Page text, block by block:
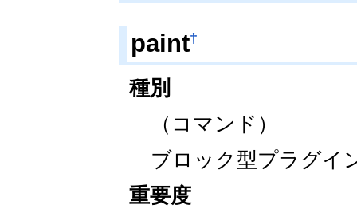
paint†
種別
（コマンド）
ブロック型プラグイ
重要度